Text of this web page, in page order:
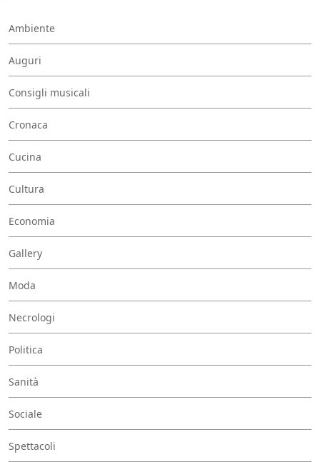
Ambiente
Auguri
Consigli musicali
Cronaca
Cucina
Cultura
Economia
Gallery
Moda
Necrologi
Politica
Sanità
Sociale
Spettacoli